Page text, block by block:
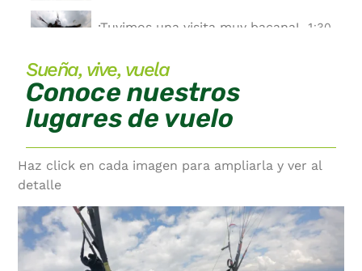
¡Tuvimos una visita muy bacana! 😎1:30
Sueña, vive, vuela
Conoce nuestros
lugares de vuelo
Haz click en cada imagen para ampliarla y ver al
detalle